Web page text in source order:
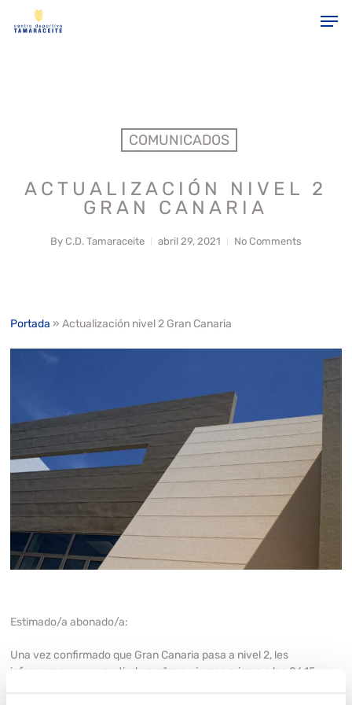
gtag('config', 'G-JGYRLEXBLB');
COMUNICADOS
ACTUALIZACIÓN NIVEL 2
GRAN CANARIA
By C.D. Tamaraceite abril 29, 2021 No Comments
Portada »Actualización nivel 2 Gran Canaria
Estimado/a abonado/a:
Una vez confirmado que Gran Canaria pasa a nivel 2, les
informamos que a partir de mañana viernes mismo a las 06,15